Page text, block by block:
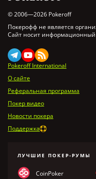
© 2006—2026 Pokeroff
Покерофф не является
Сайт носит информационный
Pokeroff International
О сайте
Реферальная программа
Покер видео
Новости покера
Поддержка
ЛУЧШИЕ ПОКЕР-РУМЫ
CoinPoker